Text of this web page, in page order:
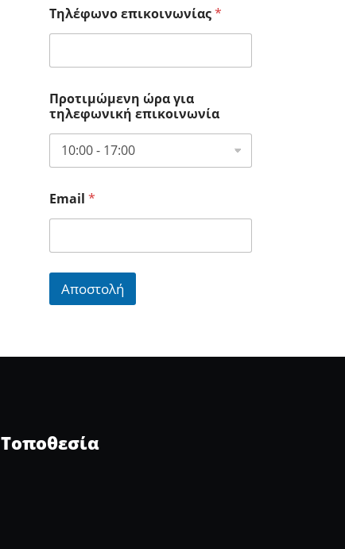
Τηλέφωνο επικοινωνίας*
Προτιμώμενη ώρα για
τηλεφωνική επικοινωνία
Email *
Αποστολή
Τοποθεσία